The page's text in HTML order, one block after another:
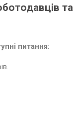
та
питання: